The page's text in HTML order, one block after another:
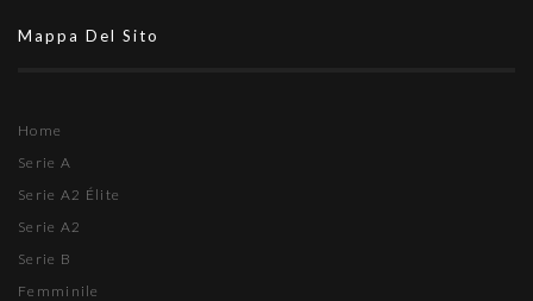
Mappa Del Sito
Home
Serie A
Serie A2 Élite
Serie A2
Serie B
Femminile